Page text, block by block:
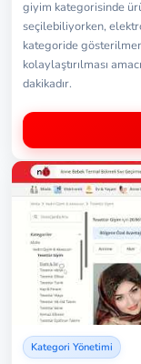
giyim kategorisinde
seçilebiliyorken,
kategoride
kolaylaştırılması
dakikadır.
Kategori Yönetimi